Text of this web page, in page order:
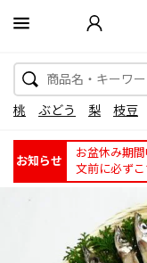
桃 ぶどう 梨 枝豆
お知らせ
お盆休み期
文前に必ずこ